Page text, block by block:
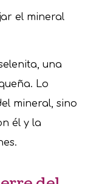
el mineral
una
Lo
mineral, sino
él y la